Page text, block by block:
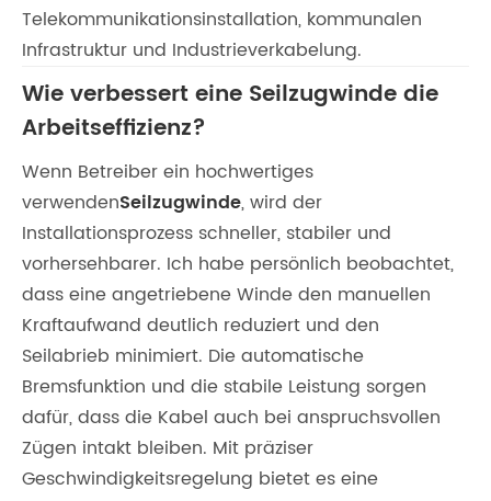
Telekommunikationsinstallation, kommunalen
Infrastruktur und Industrieverkabelung.
Wie verbessert eine Seilzugwinde die
Arbeitseffizienz?
Wenn Betreiber ein hochwertiges
verwendenSeilzugwinde, wird der
Installationsprozess schneller, stabiler und
vorhersehbarer. Ich habe persönlich beobachtet,
dass eine angetriebene Winde den manuellen
Kraftaufwand deutlich reduziert und den
Seilabrieb minimiert. Die automatische
Bremsfunktion und die stabile Leistung sorgen
dafür, dass die Kabel auch bei anspruchsvollen
Zügen intakt bleiben. Mit präziser
Geschwindigkeitsregelung bietet es eine